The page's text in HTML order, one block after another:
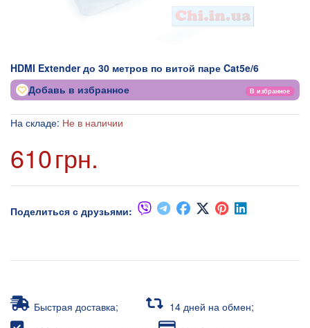
HDMI Extender до 30 метров по витой паре Cat5e/6
Добавь в избранное В избранное
На складе: Не в наличии
610грн.
Поделиться с друзьями:
Быстрая доставка;
14 дней на обмен;